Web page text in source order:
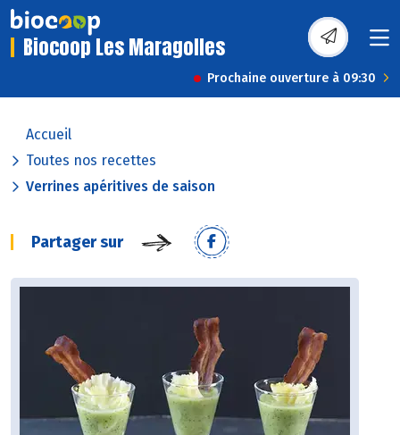
Biocoop Les Maragolles
Prochaine ouverture à 09:30
Accueil
Toutes nos recettes
Verrines apéritives de saison
Partager sur